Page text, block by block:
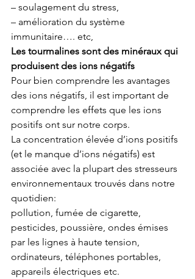
– soulagement du stress,
– amélioration du système
immunitaire…. etc,
Les tourmalines sont des minéraux qui
produisent des ions négatifs
Pour bien comprendre les avantages
des ions négatifs, il est important de
comprendre les effets que les ions
positifs ont sur notre corps.
La concentration élevée d’ions positifs
(et le manque d’ions négatifs) est
associée avec la plupart des stresseurs
environnementaux trouvés dans notre
quotidien:
pollution, fumée de cigarette,
pesticides, poussière, ondes émises
par les lignes à haute tension,
ordinateurs, téléphones portables,
appareils électriques etc.